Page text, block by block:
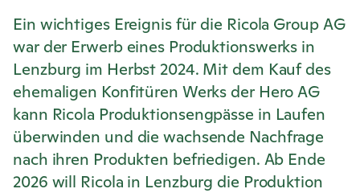
Ein wichtiges Ereignis für die Ricola Group AG
war der Erwerb eines Produktionswerks in
Lenzburg im Herbst 2024. Mit dem Kauf des
ehemaligen Konfitüren Werks der Hero AG
kann Ricola Produktionsengpässe in Laufen
überwinden und die wachsende Nachfrage
nach ihren Produkten befriedigen. Ab Ende
2026 will Ricola in Lenzburg die Produktion